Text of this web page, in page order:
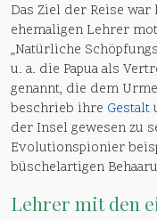
Das Ziel der Reise
ehemaligen Lehrer
„Natürliche
u. a. die Papua als
genannt, die dem
beschrieb ihre Gestalt
der Insel gewesen zu
Evolutionspionier
büschelartigen
Lehrer mit den